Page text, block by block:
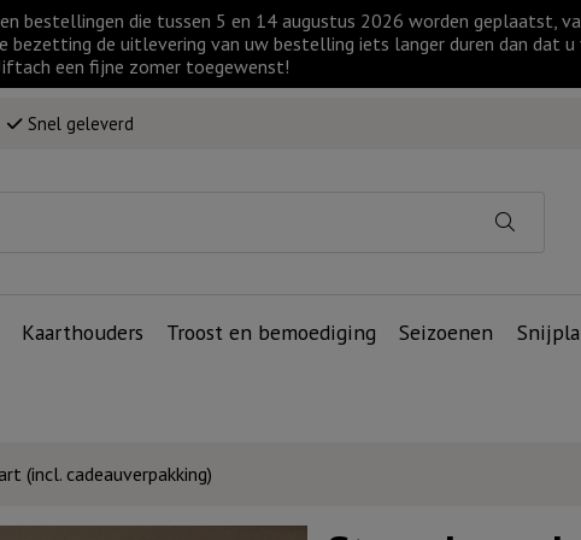
bestellingen die tussen 5 en 14 augustus 2026 worden geplaatst,
de uitlevering van uw bestelling iets langer duren dan dat u
een fijne zomer toegewenst!
Snel geleverd
Kaarthouders Troost en bemoediging Seizoenen
(incl. cadeauverpakking)